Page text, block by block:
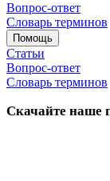
Вопрос-ответ
Словарь терминов
Помощь
Статьи
Вопрос-ответ
Словарь терминов
Скачайте наше